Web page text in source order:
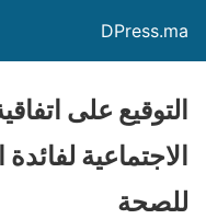
DPress.ma
التوقيع على
الاجتماعية
للصحة